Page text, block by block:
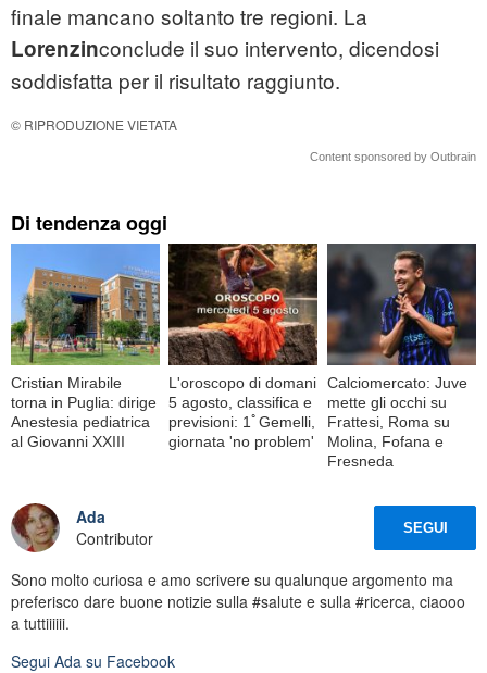
finale mancano soltanto tre regioni. La
Lorenzinconclude il suo intervento, dicendosi
soddisfatta per il risultato raggiunto.
© RIPRODUZIONE VIETATA
Content sponsored by Outbrain
Di tendenza oggi
Cristian Mirabile
torna in Puglia: dirige
Anestesia pediatrica
al Giovanni XXIII
L'oroscopo di domani
5 agosto, classifica e
previsioni: 1ﾟGemelli,
giornata 'no problem'
Calciomercato: Juve
mette gli occhi su
Frattesi, Roma su
Molina, Fofana e
Fresneda
Ada
Contributor
SEGUI
Sono molto curiosa e amo scrivere su qualunque argomento ma
preferisco dare buone notizie sulla #salute e sulla #ricerca, ciaooo
a tuttiiiiii.
Segui Ada su Facebook